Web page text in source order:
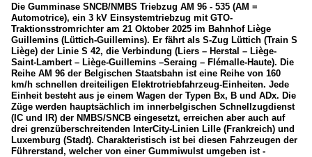
Dieselloks
Série 55, ex Reihe 205
Série 77-78
E-Loks
Série 13
Série 18 / 19 (Siemens EuroSprinter ES60U3)
Série 21
2013
2014
2017
2018
2019
2020
2020
Die Gumminase SNCB/NMBS Triebzug AM 96 - 535 (AM =
Automotrice), ein 3 kV Einsystemtriebzug mit GTO-
Traktionsstromrichter am 21 Oktober 2025 im Bahnhof Liège
Guillemins (Lüttich-Guillemins). Er fährt als S-Zug Lüttich (Train S
Liège) der Linie S 42, die Verbindung (Liers – Herstal – Liège-
Saint-Lambert – Liège-Guillemins –Seraing – Flémalle-Haute). Die
Reihe AM 96 der Belgischen Staatsbahn ist eine Reihe von 160
km/h schnellen dreiteiligen Elektrotriebfahrzeug-Einheiten. Jede
Einheit besteht aus je einem Wagen der Typen Bx, B und ADx. Die
Züge werden hauptsächlich im innerbelgischen Schnellzugdienst
(IC und IR) der NMBS/SNCB eingesetzt, erreichen aber auch auf
drei grenzüberschreitenden InterCity-Linien Lille (Frankreich) und
Luxemburg (Stadt). Charakteristisch ist bei diesen Fahrzeugen der
Führerstand, welcher von einer Gummiwulst umgeben ist -